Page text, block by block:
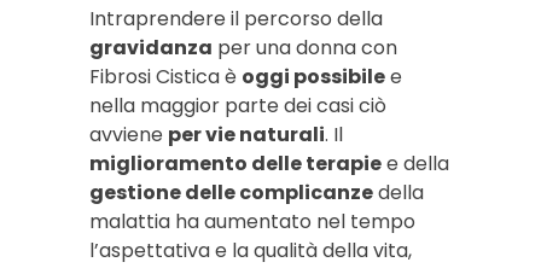
Intraprendere il percorso della
gravidanza per una donna con
Fibrosi Cistica è oggi possibilee
nella maggior parte dei casi ciò
avviene per vie naturali. Il
miglioramento delle terapiee della
gestione delle complicanzedella
malattia ha aumentato nel tempo
l’aspettativa e la qualità della vita,